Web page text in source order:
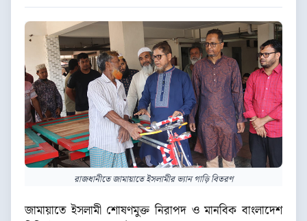
রাজধানীতে জামায়াতে ইসলামীর ভ্যান গাড়ি বিতরণ
জামায়াতে ইসলামী শোষণমুক্ত নিরাপদ ও মানবিক বাংলাদেশ